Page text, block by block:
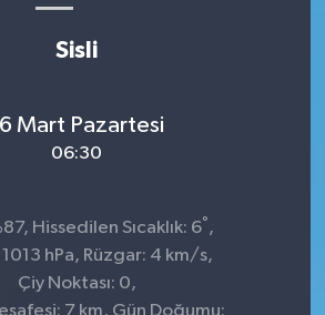
Sisli
Mart Pazartesi
06:30
Hissedilen Sıcaklık: 6° ,
1013 hPa, Rüzgar: 4 km/s,
Çiy Noktası: 0,